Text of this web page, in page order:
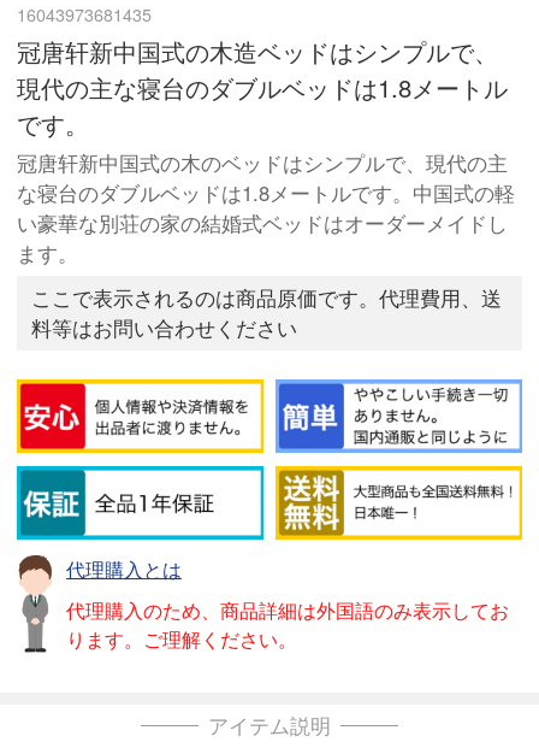
16043973681435
冠唐轩新中国式の木造ベッドはシンプルで、
現代の主な寝台のダブルベッドは1.8メートル
です。
冠唐轩新中国式の木のベッドはシンプルで、現代の主
な寝台のダブルベッドは1.8メートルです。中国式の軽
い豪華な別荘の家の結婚式ベッドはオーダーメイドし
ます。
ここで表示されるのは商品原価です。代理費用、送
料等はお問い合わせください
代理購入とは
代理購入のため、商品詳細は外国語のみ表示してお
ります。ご理解ください。
アイテム説明